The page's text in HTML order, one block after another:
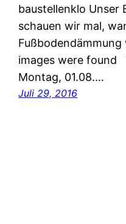
baustellenklo Unser
schauen wir mal,
images were found
Montag, 01.08.…
Juli 29, 2016